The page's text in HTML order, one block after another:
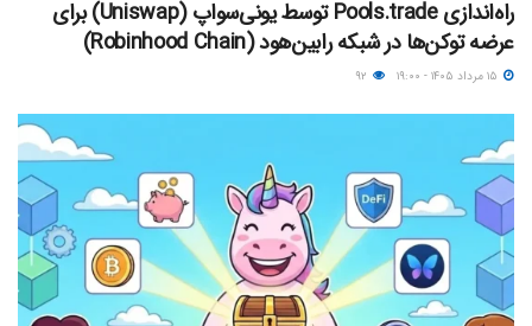
راه‌اندازی Pools.trade توسط یونی‌سواپ (Uniswap) برای
عرضه توکن‌ها در شبکه رابین‌هود (Robinhood Chain)